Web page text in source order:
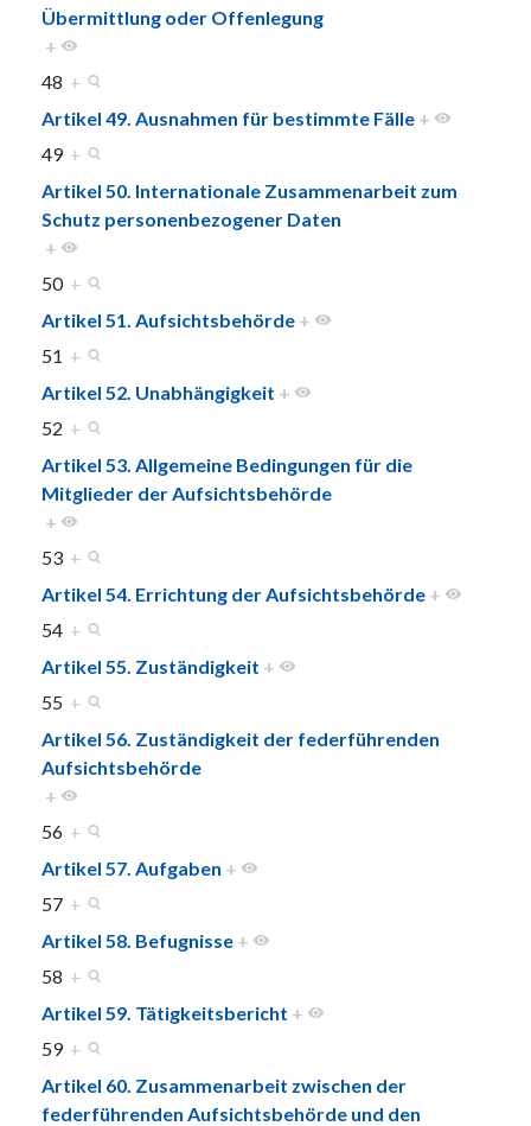
Übermittlung oder Offenlegung
+
48 +
Artikel 49. Ausnahmen für bestimmte Fälle +
49 +
Artikel 50. Internationale Zusammenarbeit zum
Schutz personenbezogener Daten
+
50 +
Artikel 51. Aufsichtsbehörde +
51 +
Artikel 52. Unabhängigkeit +
52 +
Artikel 53. Allgemeine Bedingungen für die
Mitglieder der Aufsichtsbehörde
+
53 +
Artikel 54. Errichtung der Aufsichtsbehörde +
54 +
Artikel 55. Zuständigkeit +
55 +
Artikel 56. Zuständigkeit der federführenden
Aufsichtsbehörde
+
56 +
Artikel 57. Aufgaben +
57 +
Artikel 58. Befugnisse +
58 +
Artikel 59. Tätigkeitsbericht +
59 +
Artikel 60. Zusammenarbeit zwischen der
federführenden Aufsichtsbehörde und den